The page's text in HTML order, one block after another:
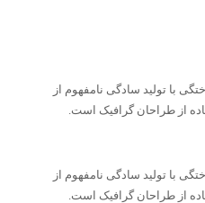
با تولید سادگی نامفهوم از
از طراحان گرافیک است.
با تولید سادگی نامفهوم از
از طراحان گرافیک است.